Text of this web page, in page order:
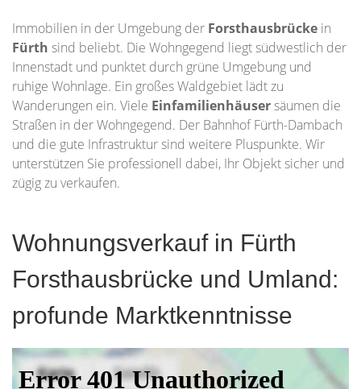
Immobilien in der Umgebung der Forsthausbrücke in
Fürth sind beliebt. Die Wohngegend liegt südwestlich der
Innenstadt und punktet durch grüne Umgebung und
ruhige Wohnlage. Ein großes Waldgebiet lädt zu
Wanderungen ein. Viele Einfamilienhäusersäumen die
Straßen in der Wohngegend. Der Bahnhof Fürth-Dambach
und die gute Infrastruktur sind weitere Pluspunkte. Wir
unterstützen Sie professionell dabei, Ihr Objekt sicher und
zügig zu verkaufen.
Wohnungsverkauf in Fürth
Forsthausbrücke und Umland:
profunde Marktkenntnisse